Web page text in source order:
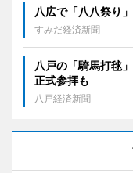
八広で「八八祭り
すみだ経済新聞
八戸の「騎馬打毬
正式参拝も
八戸経済新聞